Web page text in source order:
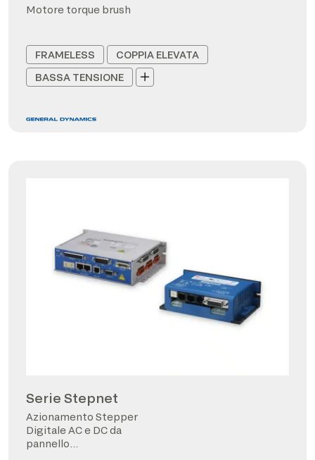
Motore torque brush
FRAMELESS
COPPIA ELEVATA
BASSA TENSIONE
Serie Stepnet
Azionamento Stepper
Digitale AC e DC da
pannello